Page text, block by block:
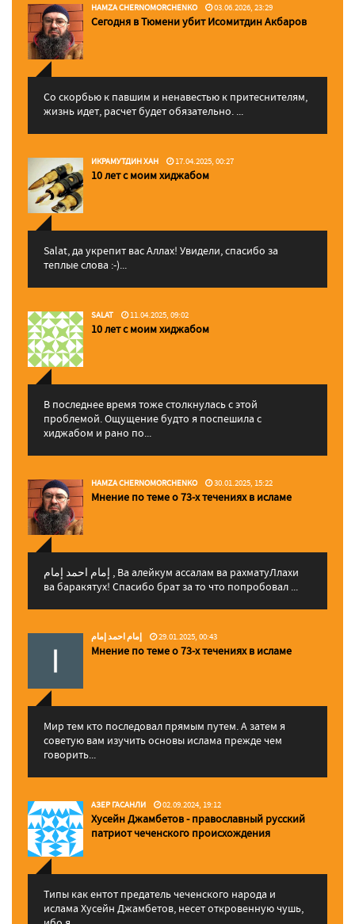
HAMZA CHERNOMORCHENKO 03.06.2026, 23:29
Сегодня в Тюмени убит Исомитдин Акбаров
Со скорбью к павшим и ненавестью к притеснителям,
жизнь идет, расчет будет обязательно. ...
ИКРАМУТДИН ХАН 17.04.2025, 00:27
10 лет с моим хиджабом
Salat, да укрепит вас Аллаx! Увидели, спасибо за
теплые слова :-)...
SALAT 11.04.2025, 09:02
10 лет с моим хиджабом
В последнее время тоже столкнулась с этой
проблемой. Ощущение будто я поспешила с
хиджабом и рано по...
HAMZA CHERNOMORCHENKO 30.01.2025, 15:22
Мнение по теме о 73-х течениях в исламе
إمام احمد إمام , Ва алейкум ассалам ва рахматуЛлахи
ва баракятух! Спасибо брат за то что попробовал ...
إمام احمد إمام 29.01.2025, 00:43
Мнение по теме о 73-х течениях в исламе
Мир тем кто последовал прямым путем. А затем я
советую вам изучить основы ислама прежде чем
говорить...
АЗЕР ГАСАНЛИ 02.09.2024, 19:12
Хусейн Джамбетов - православный русский
патриот чеченского происхождения
Типы как ентот предатель чеченского народа и
ислама Хусейн Джамбетов, несет откровенную чушь,